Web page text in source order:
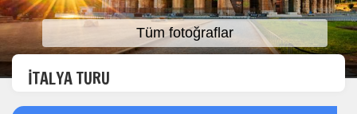
Tüm fotoğraflar
İTALYA TURU